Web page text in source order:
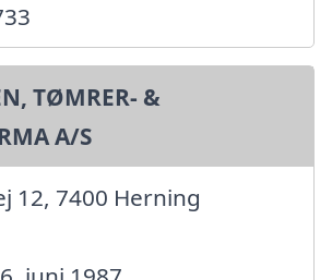
TØMRER- &
A/S
12, 7400 Herning